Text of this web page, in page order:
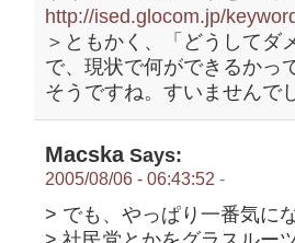
http://ised.glocom.jp/
＞ともかく、「どうしてダ
で、現状で何ができるかっ
そうですね。すいませんで
MacskaSays:
2005/08/06 - 06:43:52 -
> でも、やっぱり一番気に